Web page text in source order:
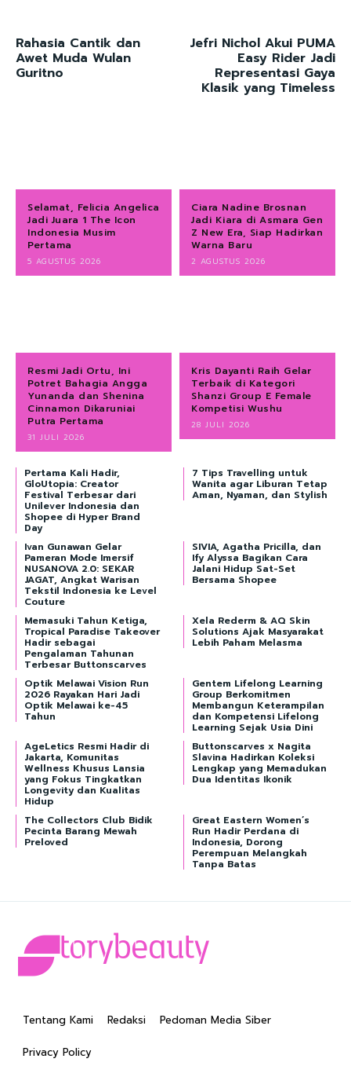
Rahasia Cantik dan
Awet Muda Wulan
Guritno
Jefri Nichol Akui PUMA
Easy Rider Jadi
Representasi Gaya
Klasik yang Timeless
Selamat, Felicia Angelica
Jadi Juara 1 The Icon
Indonesia Musim
Pertama
5 AGUSTUS 2026
Ciara Nadine Brosnan
Jadi Kiara di Asmara Gen
Z New Era, Siap Hadirkan
Warna Baru
2 AGUSTUS 2026
Resmi Jadi Ortu, Ini
Potret Bahagia Angga
Yunanda dan Shenina
Cinnamon Dikaruniai
Putra Pertama
31 JULI 2026
Kris Dayanti Raih Gelar
Terbaik di Kategori
Shanzi Group E Female
Kompetisi Wushu
28 JULI 2026
Pertama Kali Hadir,
GloUtopia: Creator
Festival Terbesar dari
Unilever Indonesia dan
Shopee di Hyper Brand
Day
7 Tips Travelling untuk
Wanita agar Liburan Tetap
Aman, Nyaman, dan Stylish
Ivan Gunawan Gelar
Pameran Mode Imersif
NUSANOVA 2.0: SEKAR
JAGAT, Angkat Warisan
Tekstil Indonesia ke Level
Couture
SIVIA, Agatha Pricilla, dan
Ify Alyssa Bagikan Cara
Jalani Hidup Sat-Set
Bersama Shopee
Memasuki Tahun Ketiga,
Tropical Paradise Takeover
Hadir sebagai
Pengalaman Tahunan
Terbesar Buttonscarves
Xela Rederm & AQ Skin
Solutions Ajak Masyarakat
Lebih Paham Melasma
Optik Melawai Vision Run
2026 Rayakan Hari Jadi
Optik Melawai ke-45
Tahun
Gentem Lifelong Learning
Group Berkomitmen
Membangun Keterampilan
dan Kompetensi Lifelong
Learning Sejak Usia Dini
AgeLetics Resmi Hadir di
Jakarta, Komunitas
Wellness Khusus Lansia
yang Fokus Tingkatkan
Longevity dan Kualitas
Hidup
Buttonscarves x Nagita
Slavina Hadirkan Koleksi
Lengkap yang Memadukan
Dua Identitas Ikonik
The Collectors Club Bidik
Pecinta Barang Mewah
Preloved
Great Eastern Women’s
Run Hadir Perdana di
Indonesia, Dorong
Perempuan Melangkah
Tanpa Batas
Tentang Kami Redaksi Pedoman Media Siber
Privacy Policy